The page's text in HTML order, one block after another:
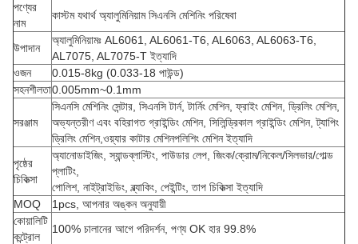
পণ্যের
নাম
কাস্টম যথার্থ অ্যালুমিনিয়াম সিএনসি মেশিনিং পরিষেবা
উপাদান
অ্যালুমিনিয়ামঃ AL6061, AL6061-T6, AL6063, AL6063-T6,
AL7075, AL7075-T ইত্যাদি
ওজন
0.015-8kg (0.033-18 পাউন্ড)
সহনশীলতা0.005mm~0.1mm
সরঞ্জাম
সিএনসি মেশিনিং সেন্টার, সিএনসি টার্ন, টার্নিং মেশিন, ফ্রাইং মেশিন, ড্রিলিং মেশিন,
অভ্যন্তরীণ এবং বহিরাগত গ্রাইন্ডিং মেশিন, সিলিন্ড্রিকাল গ্রাইন্ডিং মেশিন, ট্যাপিং
ড্রিলিং মেশিন,ওয়্যার কাটার মেশিনপলিশিং মেশিন ইত্যাদি
পৃষ্ঠের
চিকিত্সা
অ্যানোডাইজিং, স্যান্ডব্লাস্টিং, পাউডার লেপ, জিংক/ক্রোম/নিকেল/সিলভার/গোল্ড
প্লাটিং,
পোলিশ, নাইট্রাইডিং, ব্ল্যাকিং, পেইন্টিং, তাপ চিকিত্সা ইত্যাদি
MOQ
1pcs, আপনার অঙ্কন অনুযায়ী
কোয়ালিটি
কন্ট্রোল
100% চালানের আগে পরিদর্শন, পণ্য OK হার 99.8%